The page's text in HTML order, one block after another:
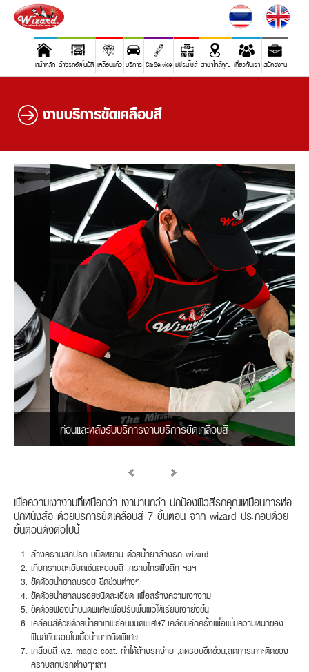
หน้าหลัก ล้างรถอัตโนมัติ เคลือบแก้ว บริการ CarService แฟรนไชส์ สาขาใกล้คุณ เกี่ยวกับเรา สมัครงาน
งานบริการขัดเคลือบสี
ก่อนและหลังรับบริการงานบริการขัดเคลือบสี
เพื่อความเงางามที่เหนือกว่า เงานานกว่า ปกป้องผิวสีรถคุณเหมือนการห่อ
ปกหนังสือ ด้วยบริการขัดเคลือบสี 7 ขั้นตอน จาก wizard ประกอบด้วย
ขั้นตอนดังต่อไปนี้
ล้างคราบสกปรก ชนิดหยาบ ด้วยน้ำยาล้างรถ wizard
เก็บคราบละเอียดเช่นละอองสี ,คราบไครฝังลึก ฯลฯ
ขัดด้วยน้ำยาลบรอย ขีดข่วนต่างๆ
ขัดด้วยน้ำยาลบรอยชนิดละเอียด เพื่อสร้างความเงางาม
ขัดด้วยฟองน้ำชนิดพิเศษเพื่อปรับพื้นผิวให้เรียบเงายิ่งขึ้น
เคลือบสีด้วยด้วยน้ำยาเทฟร่อนชนิดพิเศษ7.เคลือบอีกครั้งเพื่อเพิ่มความหนาของ
ฟิมส์กันรอยในเนื้อน้ำยาชนิดพิเศษ
เคลือบสี wz. magic coat. ทำให้ล้างรถง่าย ,ลดรอยขีดข่วน,ลดการเกาะติดของ
คราบสกปรกต่างๆฯลฯ